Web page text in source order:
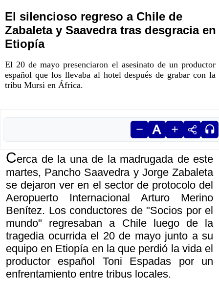
El silencioso regreso a Chile de
Zabaleta y Saavedra tras desgracia en
Etiopía
El 20 de mayo presenciaron el asesinato de un productor
español que los llevaba al hotel después de grabar con la
tribu Mursi en África.
Cerca de la una de la madrugada de este
martes, Pancho Saavedra y Jorge Zabaleta
se dejaron ver en el sector de protocolo del
Aeropuerto Internacional Arturo Merino
Benítez. Los conductores de "Socios por el
mundo" regresaban a Chile luego de la
tragedia ocurrida el 20 de mayo junto a su
equipo en Etiopía en la que perdió la vida el
productor español Toni Espadas por un
enfrentamiento entre tribus locales.